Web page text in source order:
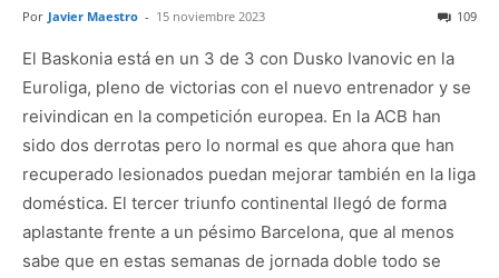
Por Javier Maestro - 15 noviembre 2023 109
El Baskonia está en un 3 de 3 con Dusko Ivanovic en la
Euroliga, pleno de victorias con el nuevo entrenador y se
reivindican en la competición europea. En la ACB han
sido dos derrotas pero lo normal es que ahora que han
recuperado lesionados puedan mejorar también en la liga
doméstica. El tercer triunfo continental llegó de forma
aplastante frente a un pésimo Barcelona, que al menos
sabe que en estas semanas de jornada doble todo se